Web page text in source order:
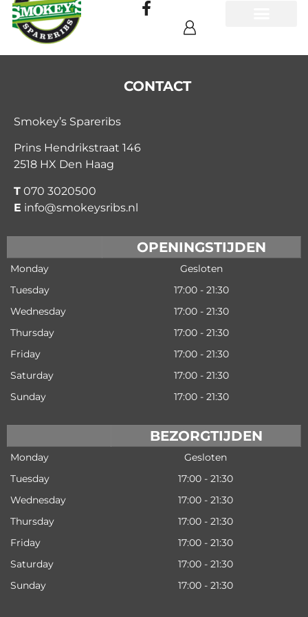
CONTACT
Smokey’s Spareribs
Prins Hendrikstraat 146
2518 HX Den Haag
T 070 3020500
E info@smokeysribs.nl
OPENINGSTIJDEN
Monday
Gesloten
Tuesday
17:00 - 21:30
Wednesday
17:00 - 21:30
Thursday
17:00 - 21:30
Friday
17:00 - 21:30
Saturday
17:00 - 21:30
Sunday
17:00 - 21:30
BEZORGTIJDEN
Monday
Gesloten
Tuesday
17:00 - 21:30
Wednesday
17:00 - 21:30
Thursday
17:00 - 21:30
Friday
17:00 - 21:30
Saturday
17:00 - 21:30
Sunday
17:00 - 21:30